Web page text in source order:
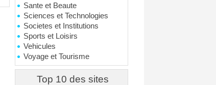
Sante et Beaute
Sciences et Technologies
Societes et Institutions
Sports et Loisirs
Vehicules
Voyage et Tourisme
Top 10 des sites